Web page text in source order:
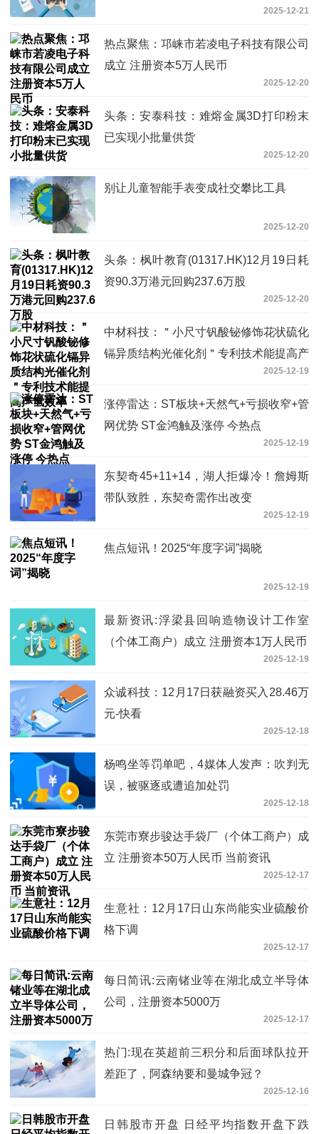
2025-12-21
热点聚焦：邛崃市若凌电子科技有限公司
成立 注册资本5万人民币
2025-12-20
头条：安泰科技：难熔金属3D打印粉末
已实现小批量供货
2025-12-20
别让儿童智能手表变成社交攀比工具
2025-12-20
头条：枫叶教育(01317.HK)12月19日耗
资90.3万港元回购237.6万股
2025-12-20
中材科技：＂小尺寸钒酸铋修饰花状硫化
镉异质结构光催化剂＂专利技术能提高产
2025-12-19
涨停雷达：ST板块+天然气+亏损收窄+管
网优势 ST金鸿触及涨停 今热点
2025-12-19
东契奇45+11+14，湖人拒爆冷！詹姆斯
带队致胜，东契奇需作出改变
2025-12-19
焦点短讯！2025“年度字词”揭晓
2025-12-19
最新资讯:浮梁县回响造物设计工作室
（个体工商户）成立 注册资本1万人民币
2025-12-19
众诚科技：12月17日获融资买入28.46万
元-快看
2025-12-18
杨鸣坐等罚单吧，4媒体人发声：吹判无
误，被驱逐或遭追加处罚
2025-12-18
东莞市寮步骏达手袋厂（个体工商户）成
立 注册资本50万人民币 当前资讯
2025-12-17
生意社：12月17日山东尚能实业硫酸价
格下调
2025-12-17
每日简讯:云南锗业等在湖北成立半导体
公司，注册资本5000万
2025-12-17
热门:现在英超前三积分和后面球队拉开
差距了，阿森纳要和曼城争冠？
2025-12-16
日韩股市开盘 日经平均指数开盘下跌